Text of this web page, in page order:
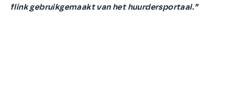
flink gebruikgemaakt van het huurdersportaal.”